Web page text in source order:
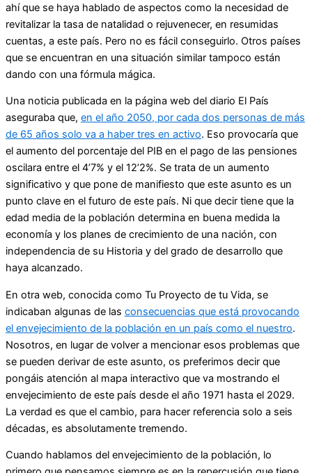
ahí que se haya hablado de aspectos como la necesidad de
revitalizar la tasa de natalidad o rejuvenecer, en resumidas
cuentas, a este país. Pero no es fácil conseguirlo. Otros países
que se encuentran en una situación similar tampoco están
dando con una fórmula mágica.
Una noticia publicada en la página web del diario El País
aseguraba que, en el año 2050, por cada dos personas de más
de 65 años solo va a haber tres en activo. Eso provocaría que
el aumento del porcentaje del PIB en el pago de las pensiones
oscilara entre el 4’7% y el 12’2%. Se trata de un aumento
significativo y que pone de manifiesto que este asunto es un
punto clave en el futuro de este país. Ni que decir tiene que la
edad media de la población determina en buena medida la
economía y los planes de crecimiento de una nación, con
independencia de su Historia y del grado de desarrollo que
haya alcanzado.
En otra web, conocida como Tu Proyecto de tu Vida, se
indicaban algunas de las consecuencias que está provocando
el envejecimiento de la población en un país como el nuestro.
Nosotros, en lugar de volver a mencionar esos problemas que
se pueden derivar de este asunto, os preferimos decir que
pongáis atención al mapa interactivo que va mostrando el
envejecimiento de este país desde el año 1971 hasta el 2029.
La verdad es que el cambio, para hacer referencia solo a seis
décadas, es absolutamente tremendo.
Cuando hablamos del envejecimiento de la población, lo